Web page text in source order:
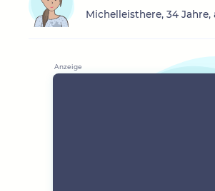
Michelleisthere, 34 Jahre,